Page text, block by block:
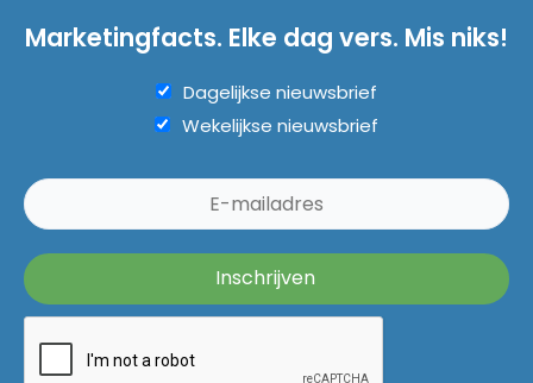
Marketingfacts. Elke dag vers. Mis niks!
Dagelijkse nieuwsbrief
Wekelijkse nieuwsbrief